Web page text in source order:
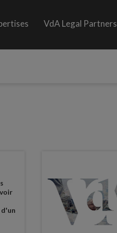
VdA Legal Partners
d'un